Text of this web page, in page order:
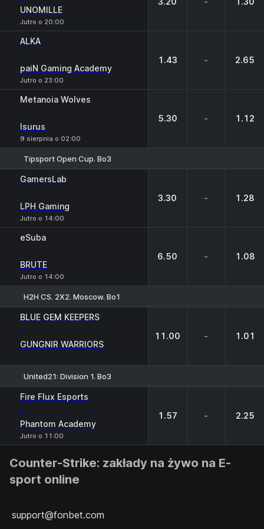
UNOMILLE
Jutro o 20:00
ALKA
-
paiN Gaming Academy
Jutro o 23:00
1.43 - 2.65
Metanoia Wolves
-
Isurus
9 sierpnia o 02:00
5.30 - 1.12
Tipsport Open Cup. Bo3
GamersLab
-
LPH Gaming
Jutro o 14:00
3.30 - 1.28
eSuba
-
BRUTE
Jutro o 14:00
6.50 - 1.08
H2H CS. 2X2. Moscow. Bo1
BLUE GEM KEEPERS
-
GUNGNIR WARRIORS
11.00 - 1.01
United21: Division 1. Bo3
Fire Flux Esports
-
Phantom Academy
Jutro o 11:00
1.57 - 2.25
Counter-Strike: zakłady na żywo na E-
sport online
support@fonbet.com